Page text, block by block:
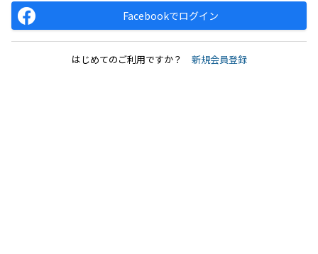
Facebookでログイン
はじめてのご利用ですか？ 新規会員登録